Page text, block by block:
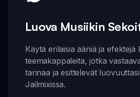
Luova Musiikin
Käytä erilaisia ääniä ja efektejä
teemakappaleita, jotka
tarinaa ja esittelevät
Jailmixissa.